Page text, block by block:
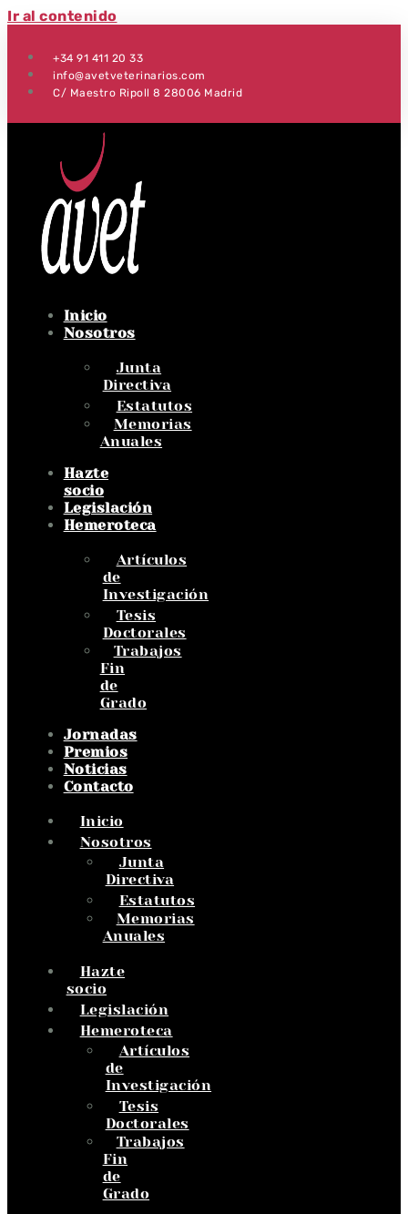
Ir al contenido
+34 91 411 20 33
info@avetveterinarios.com
C/ Maestro Ripoll 8 28006 Madrid
Inicio
Nosotros
Junta
Directiva
Estatutos
Memorias
Anuales
Hazte
socio
Legislación
Hemeroteca
Artículos
de
Investigación
Tesis
Doctorales
Trabajos
Fin
de
Grado
Jornadas
Premios
Noticias
Contacto
Inicio
Nosotros
Junta
Directiva
Estatutos
Memorias
Anuales
Hazte
socio
Legislación
Hemeroteca
Artículos
de
Investigación
Tesis
Doctorales
Trabajos
Fin
de
Grado